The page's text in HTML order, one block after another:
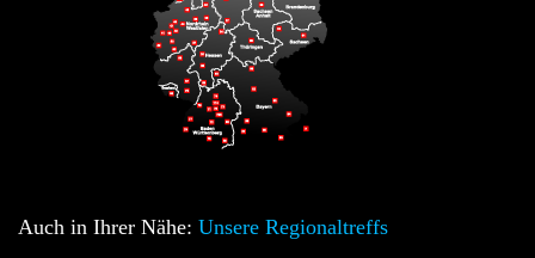
Auch in Ihrer Nähe: Unsere Regionaltreffs